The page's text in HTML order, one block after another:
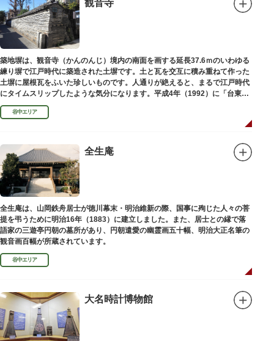
観音寺
築地塀は、観音寺（かんのんじ）境内の南面を画する延長37.6ｍのいわゆる
練り塀で江戸時代に築造された土塀です。土と瓦を交互に積み重ねて作った
土塀に屋根瓦をふいた珍しいものです。人通りが絶えると、まるで江戸時代
にタイムスリップしたような気分になります。平成4年（1992）に「台東区
まちかど賞」を受賞しました。
谷中エリア
全生庵
全生庵は、山岡鉄舟居士が徳川幕末・明治維新の際、国事に殉じた人々の菩
提を弔うために明治16年（1883）に建立しました。また、居士との縁で落
語家の三遊亭円朝の墓所があり、円朝遣愛の幽霊画五十幅、明治大正名筆の
観音画百幅が所蔵されています。
谷中エリア
大名時計博物館